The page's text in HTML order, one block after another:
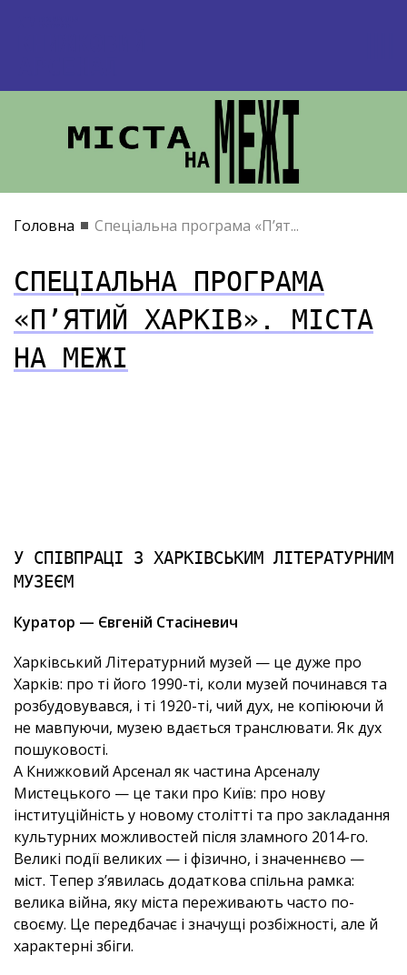
Головна Спеціальна програма «П’ят...
СПЕЦІАЛЬНА ПРОГРАМА
«П’ЯТИЙ ХАРКІВ». МІСТА
НА МЕЖІ
У СПІВПРАЦІ З ХАРКІВСЬКИМ ЛІТЕРАТУРНИМ
МУЗЕЄМ
Куратор — Євгеній Стасіневич
Харківський Літературний музей — це дуже про
Харків: про ті його 1990-ті, коли музей починався та
розбудовувався, і ті 1920-ті, чий дух, не копіюючи й
не мавпуючи, музею вдається транслювати. Як дух
пошуковості.
А Книжковий Арсенал як частина Арсеналу
Мистецького — це таки про Київ: про нову
інституційність у новому столітті та про закладання
культурних можливостей після зламного 2014-го.
Великі події великих — і фізично, і значеннєво —
міст. Тепер з’явилась додаткова спільна рамка:
велика війна, яку міста переживають часто по-
своєму. Це передбачає і значущі розбіжності, але й
характерні збіги.